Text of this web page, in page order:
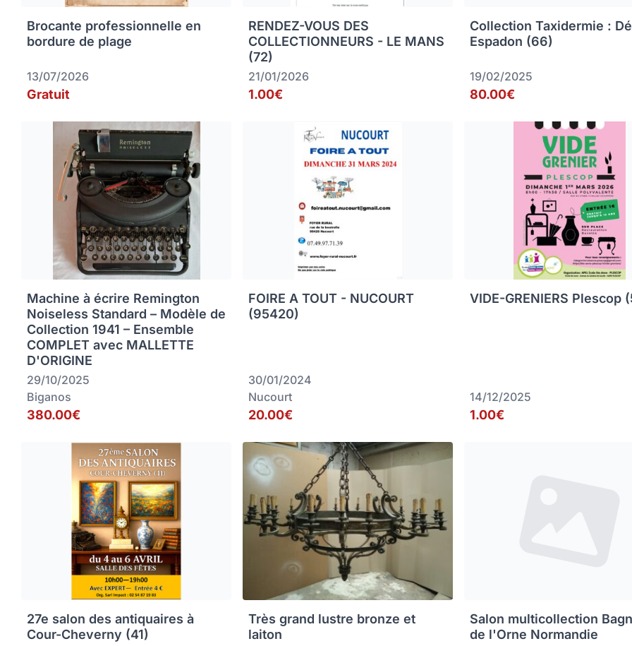
Brocante professionnelle en
bordure de plage
13/07/2026
Gratuit
RENDEZ-VOUS DES
COLLECTIONNEURS - LE MANS
(72)
21/01/2026
1.00€
Collection Taxidermie :
Espadon (66)
19/02/2025
80.00€
Machine à écrire Remington
Noiseless Standard – Modèle de
Collection 1941 – Ensemble
COMPLET avec MALLETTE
D'ORIGINE
29/10/2025
Biganos
380.00€
FOIRE A TOUT - NUCOURT
(95420)
30/01/2024
Nucourt
20.00€
VIDE-GRENIERS Plescop
14/12/2025
1.00€
27e salon des antiquaires à
Cour-Cheverny (41)
Très grand lustre bronze et
laiton
Salon multicollection
de l'Orne Normandie